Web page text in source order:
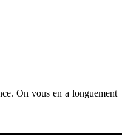
On vous en a longuement